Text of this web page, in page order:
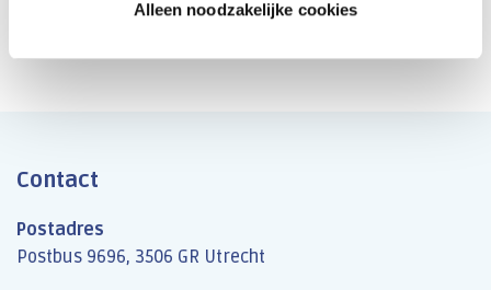
Alleen noodzakelijke cookies
Contact
Postadres
Postbus 9696, 3506 GR Utrecht